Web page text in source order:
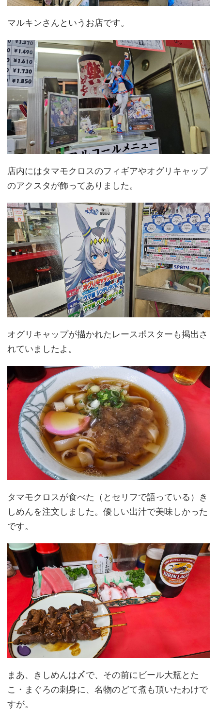
マルキンさんというお店です。
店内にはタマモクロスのフィギアやオグリキャップ
のアクスタが飾ってありました。
オグリキャップが描かれたレースポスターも掲出さ
れていましたよ。
タマモクロスが食べた（とセリフで語っている）き
しめんを注文しました。優しい出汁で美味しかった
です。
まあ、きしめんは〆で、その前にビール大瓶とた
こ・まぐろの刺身に、名物のどて煮も頂いたわけで
すが。